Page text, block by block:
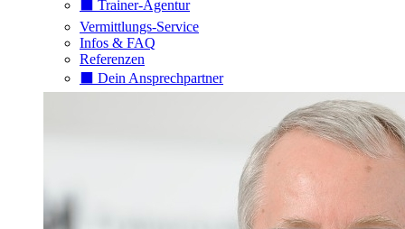
⬛️ Trainer-Agentur
Vermittlungs-Service
Infos & FAQ
Referenzen
⬛️ Dein Ansprechpartner